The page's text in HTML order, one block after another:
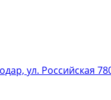
ул. Российская